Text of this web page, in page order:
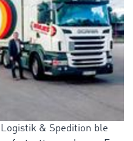
& Spedition ble